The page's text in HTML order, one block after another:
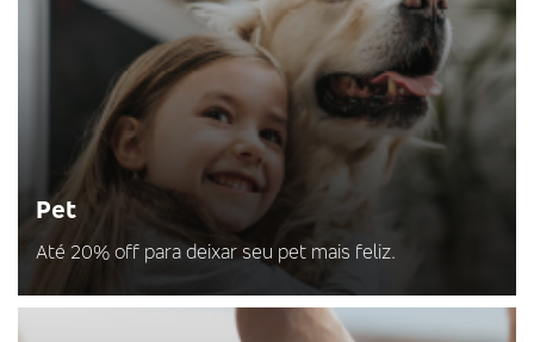
Pet
Até 20% off para deixar seu pet mais feliz.